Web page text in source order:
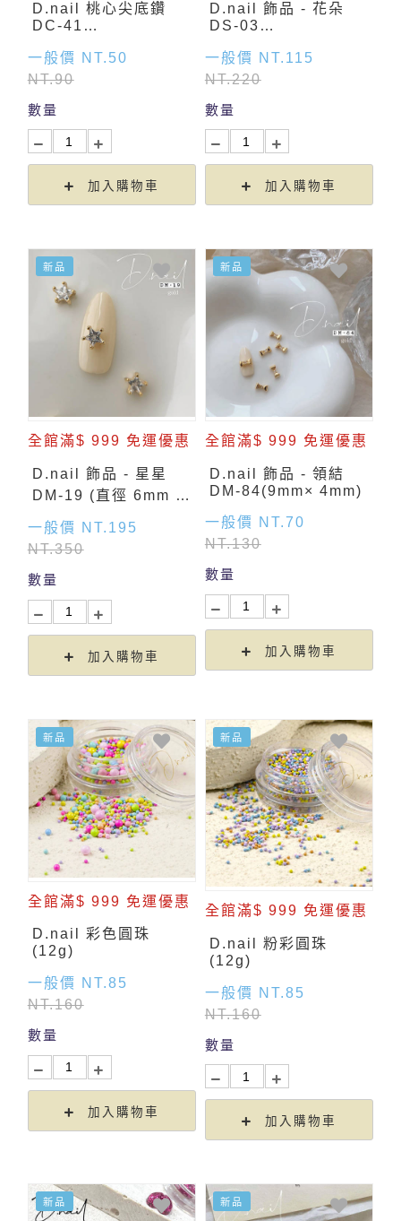
D.nail 桃心尖底鑽
DC-41
一般價 NT.50
NT.90
數量
加入購物車
D.nail 飾品 - 花朵
DS-03
一般價 NT.115
NT.220
數量
加入購物車
新品
全館滿$ 999 免運優惠
D.nail 飾品 - 星星
DM-19 (直徑 6mm 厚
一般價 NT.195
NT.350
數量
加入購物車
新品
全館滿$ 999 免運優惠
D.nail 飾品 - 領結
DM-84(9mm× 4mm)
一般價 NT.70
NT.130
數量
加入購物車
新品
全館滿$ 999 免運優惠
D.nail 彩色圓珠
(12g)
一般價 NT.85
NT.160
數量
加入購物車
新品
全館滿$ 999 免運優惠
D.nail 粉彩圓珠
(12g)
一般價 NT.85
NT.160
數量
加入購物車
新品 新品